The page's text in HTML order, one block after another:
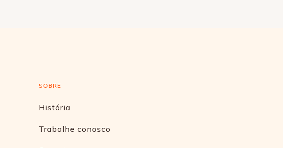
SOBRE
História
Trabalhe conosco